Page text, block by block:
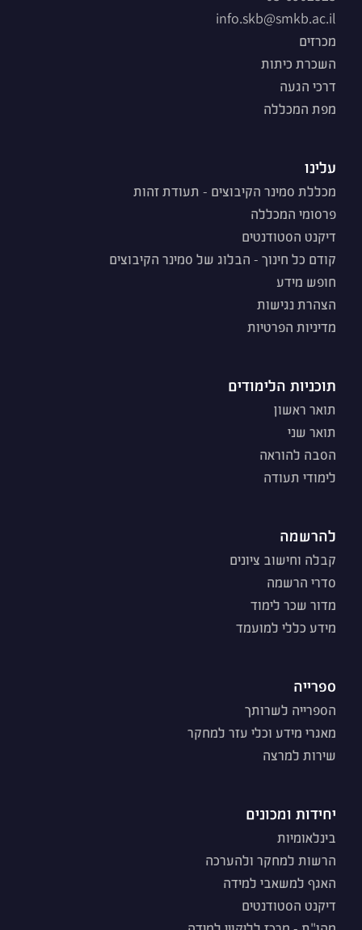
info.skb@smkb.ac.il
מכרזים
השכרת כיתות
דרכי הגעה
מפת המכללה
עלינו
מכללת סמינר הקיבוצים - תעודת זהות
פרסומי המכללה
דיקנט הסטודנטים
קודם כל חינוך - הבלוג של סמינר הקיבוצים
חופש מידע
הצהרת נגישות
מדיניות הפרטיות
תוכניות הלימודים
תואר ראשון
תואר שני
הסבה להוראה
לימודי תעודה
להרשמה
קבלה וחישוב ציונים
סדרי הרשמה
מדור שכר לימוד
מידע כללי למועמד
ספרייה
הספרייה לשרותך
מאגרי מידע וכלי עזר למחקר
שירות למרצה
יחידות ומכונים
בינלאומיות
הרשות למחקר ולהערכה
האגף למשאבי למידה
דיקנט הסטודנטים